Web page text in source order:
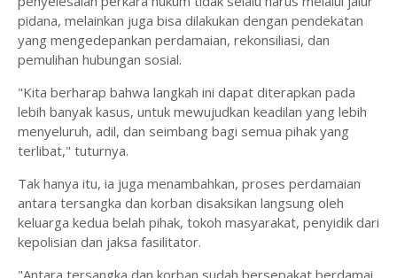
pidana, melainkan juga bisa dilakukan dengan pendekatan
yang mengedepankan perdamaian, rekonsiliasi, dan
pemulihan hubungan sosial.
"Kita berharap bahwa langkah ini dapat diterapkan pada
lebih banyak kasus, untuk mewujudkan keadilan yang lebih
menyeluruh, adil, dan seimbang bagi semua pihak yang
terlibat," tuturnya.
Tak hanya itu, ia juga menambahkan, proses perdamaian
antara tersangka dan korban disaksikan langsung oleh
keluarga kedua belah pihak, tokoh masyarakat, penyidik dari
kepolisian dan jaksa fasilitator.
"Antara tersangka dan korban sudah bersepakat berdamai